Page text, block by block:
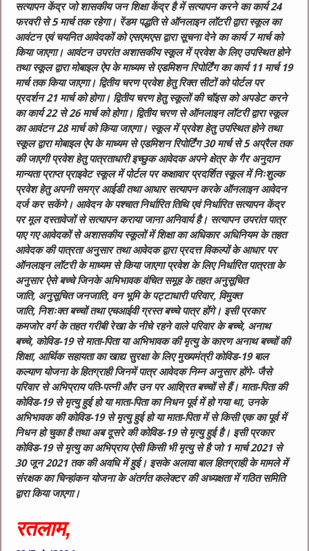
सत्यापन केंद्र जो शासकीय जन शिक्षा केंद्र है में सत्यापन करने का कार्य 24
फरवरी से 5 मार्च तक रहेगा। रेंडम पद्धति से ऑनलाइन लॉटरी द्वारा स्कूल का
आवंटन एवं चयनित आवेदकों को एसएमएस द्वारा सूचना देने का कार्य 7 मार्च को
किया जाएगा। आवंटन उपरांत अशासकीय स्कूल में प्रवेश के लिए उपस्थित होने
तथा स्कूल द्वारा मोबाइल ऐप के माध्यम से एडमिशन रिपोर्टिंग का कार्य 11 मार्च 19
मार्च तक किया जाएगा। द्वितीय चरण प्रवेश हेतु रिक्त सीटों को पोर्टल पर
प्रदर्शन 21 मार्च को होगा। द्वितीय चरण हेतु स्कूलों की चॉइस को अपडेट करने
का कार्य 22 से 26 मार्च को होगा। द्वितीय चरण से ऑनलाइन लॉटरी द्वारा स्कूल
का आवंटन 28 मार्च को किया जाएगा। स्कूल में प्रवेश हेतु उपस्थित होने तथा
स्कूल द्वारा मोबाइल ऐप के माध्यम से एडमिशन रिपोर्टिंग 30 मार्च से 5 अप्रैल तक
की जाएगीप्रवेश हेतु पात्रताधारी इच्छुक आवेदक अपने क्षेत्र के गैर अनुदान
मान्यता प्राप्त प्राइवेट स्कूल में पोर्टल पर कक्षावार प्रदर्शित स्कूल में निःशुल्क
प्रवेश हेतु अपनी समग्र आईडी तथा आधार सत्यापन करके ऑनलाइन आवेदन
दर्ज कर सकेंगे। आवेदन के पश्चात निर्धारित तिथि एवं निर्धारित सत्यापन केंद्र
पर मूल दस्तावेजों से सत्यापन कराया जाना अनिवार्य है। सत्यापन उपरांत पात्र
पाए गए आवेदकों से अशासकीय स्कूलों में शिक्षा का अधिकार अधिनियम के तहत
आवेदक की पात्रता अनुसार तथा आवेदक द्वारा प्रदत्त विकल्पों के आधार पर
ऑनलाइन लॉटरी के माध्यम से किया जाएगाप्रवेश के लिए निर्धारित पात्रता के
अनुसार ऐसे बच्चे जिनके अभिभावक वंचित समूह के तहत अनुसूचित
जाति, अनुसूचित जनजाति, वन भूमि के पट्टाधारी परिवार, विमुक्त
जाति, निशःक्त बच्चों तथा एचआईवी ग्रस्त बच्चे पात्र होंगे। इसी प्रकार
कमजोर वर्ग के तहत गरीबी रेखा के नीचे रहने वाले परिवार के बच्चे, अनाथ
बच्चे, कोविड-19 से माता-पिता या अभिभावक की मृत्यु के कारण अनाथ बच्चों की
शिक्षा, आर्थिक सहायता का खाद्य सुरक्षा के लिए मुख्यमंत्री कोविड-19 बाल
कल्याण योजना के हितग्राही जिनमें पात्र आवेदक निम्न अनुसार होंगे- जैसे
परिवार से अभिप्राय पति-पत्नी और उन पर आश्रित बच्चों से हैं। माता-पिता की
कोविड-19 से मृत्यु हुई हो या माता-पिता का निधन पूर्व में हो गया था, उनके
अभिभावक की कोविड-19 से मृत्यु हुई हो या माता-पिता में से किसी एक का पूर्व में
निधन हो चुका है तथा अब दूसरे की कोविड-19 से मृत्यु हुई है। इसी प्रकार
कोविड-19 से मृत्यु का अभिप्राय ऐसी किसी भी मृत्यु से है जो 1 मार्च 2021 से
30 जून 2021 तक की अवधि में हुई। इसके अलावा बाल हितग्राही के मामले में
संरक्षक का चिन्हांकन योजना के अंतर्गत कलेक्टर की अध्यक्षता में गठित समिति
द्वारा किया जाएगा।
रतलाम,